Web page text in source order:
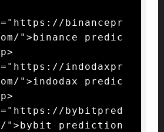
binancepr
">binance predic
indodaxpr
">indodax predic
bybitpred
">bybit prediction